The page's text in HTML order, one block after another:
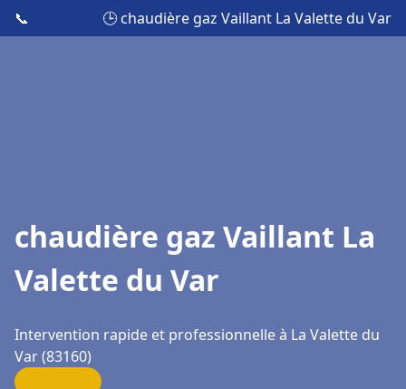
📞 🕒 chaudière gaz Vaillant La Valette du Var
chaudière gaz Vaillant La
Valette du Var
Intervention rapide et professionnelle à La Valette du
Var (83160)